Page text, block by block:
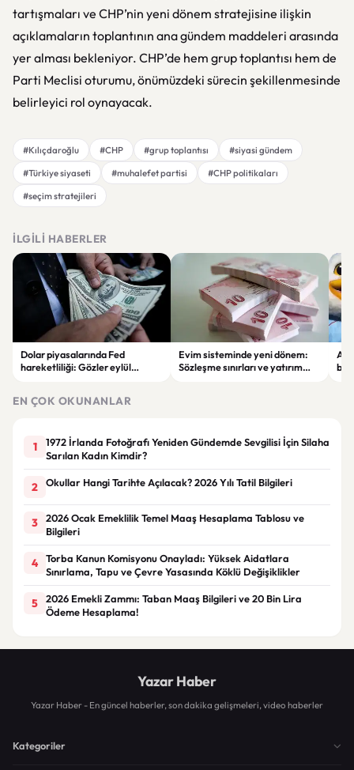
tartışmaları ve CHP’nin yeni dönem stratejisine ilişkin
açıklamaların toplantının ana gündem maddeleri arasında
yer alması bekleniyor. CHP’de hem grup toplantısı hem de
Parti Meclisi oturumu, önümüzdeki sürecin şekillenmesinde
belirleyici rol oynayacak.
#Kılıçdaroğlu #CHP #grup toplantısı
#siyasi gündem
#Türkiye siyaseti
#muhalefet partisi
#CHP politikaları
#seçim stratejileri
İLGILI HABERLER
Dolar piyasalarında Fed
hareketliliği: Gözler eylül
Evim sisteminde yeni dönem:
Sözleşme sınırları ve yatırım
EN ÇOK OKUNANLAR
1
1972 İrlanda Fotoğrafı Yeniden Gündemde Sevgilisi İçin Silaha
Sarılan Kadın Kimdir?
2 Okullar Hangi Tarihte Açılacak? 2026 Yılı Tatil Bilgileri
3
2026 Ocak Emeklilik Temel Maaş Hesaplama Tablosu ve
Bilgileri
4
Torba Kanun Komisyonu Onayladı: Yüksek Aidatlara
Sınırlama, Tapu ve Çevre Yasasında Köklü Değişiklikler
5
2026 Emekli Zammı: Taban Maaş Bilgileri ve 20 Bin Lira
Ödeme Hesaplama!
Yazar Haber
Yazar Haber - En güncel haberler, son dakika gelişmeleri, video haberler
Kategoriler